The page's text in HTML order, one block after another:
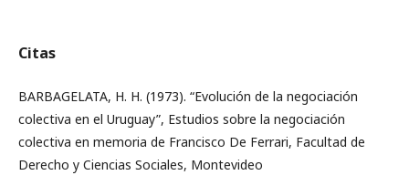
Citas
BARBAGELATA, H. H. (1973). “Evolución de la negociación
colectiva en el Uruguay”, Estudios sobre la negociación
colectiva en memoria de Francisco De Ferrari, Facultad de
Derecho y Ciencias Sociales, Montevideo